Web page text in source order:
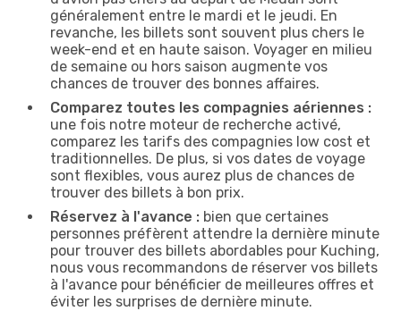
généralement entre le mardi et le jeudi. En
revanche, les billets sont souvent plus chers le
week-end et en haute saison. Voyager en milieu
de semaine ou hors saison augmente vos
chances de trouver des bonnes affaires.
Comparez toutes les compagnies aériennes :
une fois notre moteur de recherche activé,
comparez les tarifs des compagnies low cost et
traditionnelles. De plus, si vos dates de voyage
sont flexibles, vous aurez plus de chances de
trouver des billets à bon prix.
Réservez à l'avance : bien que certaines
personnes préfèrent attendre la dernière minute
pour trouver des billets abordables pour Kuching,
nous vous recommandons de réserver vos billets
à l'avance pour bénéficier de meilleures offres et
éviter les surprises de dernière minute.